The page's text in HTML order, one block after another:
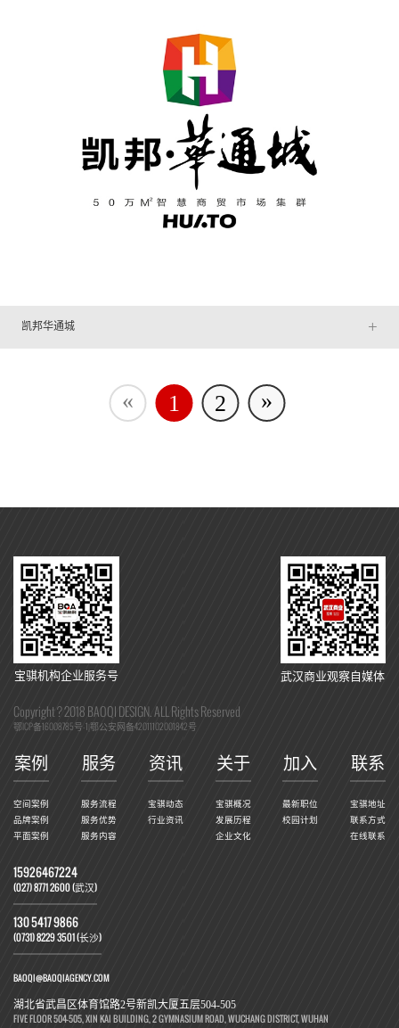
凯邦华通城 +
« 1 2 »
宝骐机构企业服务号 武汉商业观察自媒体
Copyright ? 2018 BAOQI DESIGN. ALL Rights Reserved
鄂ICP备16008785号-1|鄂公安网备42011102001842号
案例
空间案例
品牌案例
平面案例
服务
服务流程
服务优势
服务内容
资讯
宝骐动态
行业资讯
关于
宝骐概况
发展历程
企业文化
加入
最新职位
校园计划
联系
宝骐地址
联系方式
在线联系
15926467224
(027) 8771 2600 (武汉)
130 5417 9866
(0731) 8229 3501 (长沙)
BAOQI@BAOQIAGENCY.COM
湖北省武昌区体育馆路2号新凯大厦五层504-505
FIVE FLOOR 504-505, XIN KAI BUILDING, 2 GYMNASIUM ROAD, WUCHANG DISTRICT, WUHAN